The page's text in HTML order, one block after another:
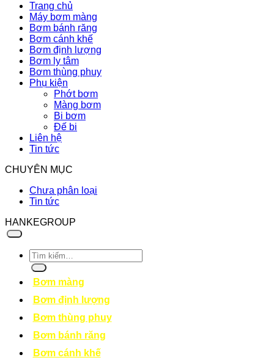
Trang chủ
Máy bơm màng
Bơm bánh răng
Bơm cánh khế
Bơm định lượng
Bơm ly tâm
Bơm thùng phuy
Phụ kiện
Phớt bơm
Màng bơm
Bi bơm
Đế bi
Liên hệ
Tin tức
CHUYÊN MỤC
Chưa phân loại
Tin tức
HANKEGROUP
Tìm
kiếm:
Bơm màng
Bơm định lượng
Bơm thùng phuy
Bơm bánh răng
Bơm cánh khế